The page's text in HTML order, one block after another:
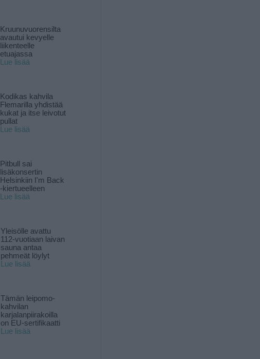
Kruunuvuorensilta
avautui kevyelle
liikenteelle
etuajassa
Lue lisää
Kodikas kahvila
Flemarilla yhdistää
kukat ja itse leivotut
pullat
Lue lisää
Pitbull sai
lisäkonsertin
Helsinkiin I'm Back
-kiertueelleen
Lue lisää
Yleisölle avattu
112-vuotiaan laivan
sauna antaa
pehmeät löylyt
Lue lisää
Tämän leipomo-
kahvilan
karjalanpiirakoilla
on EU-sertifikaatti
Lue lisää